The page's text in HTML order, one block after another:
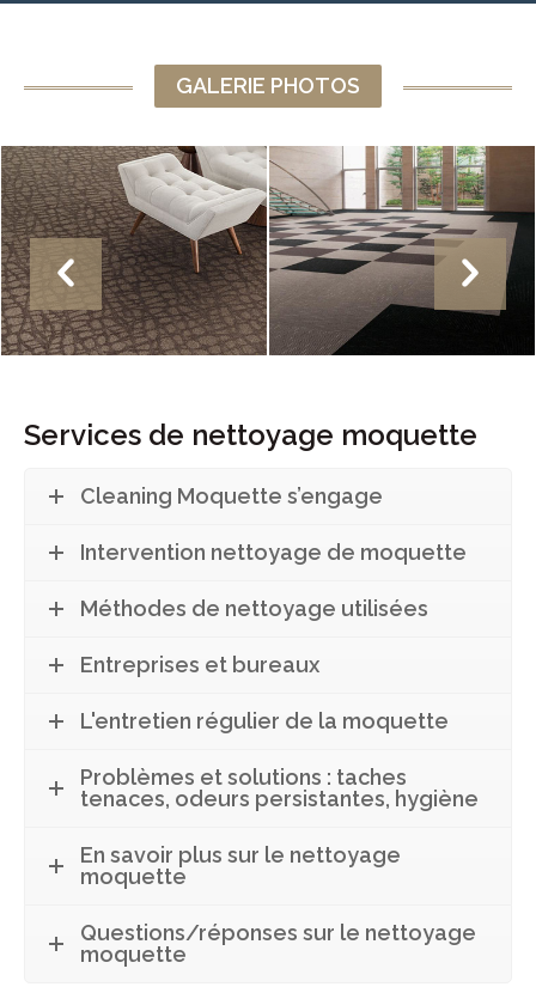
GALERIE PHOTOS
Services de nettoyage moquette
Cleaning Moquette s’engage
Intervention nettoyage de moquette
Méthodes de nettoyage utilisées
Entreprises et bureaux
L'entretien régulier de la moquette
Problèmes et solutions : taches
tenaces, odeurs persistantes, hygiène
En savoir plus sur le nettoyage
moquette
Questions/réponses sur le nettoyage
moquette